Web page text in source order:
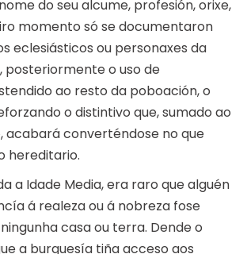
do seu alcume, profesión, orixe,
momento só se documentaron
eclesiásticos ou personaxes da
posteriormente o uso de
ao resto da poboación, o
o distintivo que, sumado ao
acabará converténdose no que
hereditario.
a Idade Media, era raro que alguén
á realeza ou á nobreza fose
casa ou terra. Dende o
a burguesía tiña acceso aos